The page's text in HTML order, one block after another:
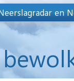
en